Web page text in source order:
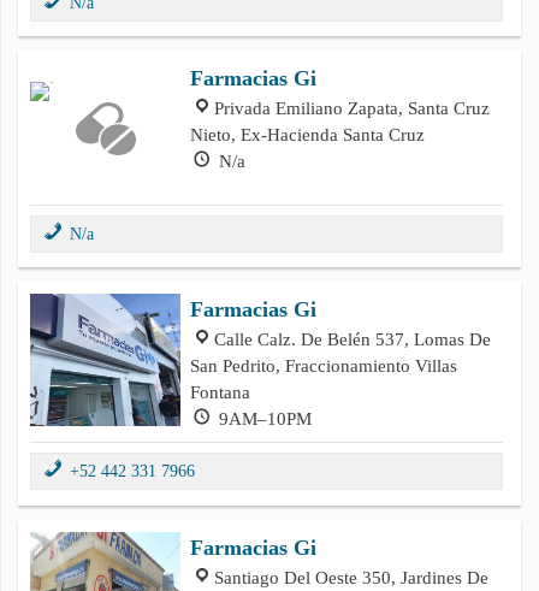
Farmacias Gi
Privada Emiliano Zapata, Santa Cruz
Nieto, Ex-Hacienda Santa Cruz
N/a
N/a
Farmacias Gi
Calle Calz. De Belén 537, Lomas De
San Pedrito, Fraccionamiento Villas
Fontana
9AM–10PM
+52 442 331 7966
Farmacias Gi
Santiago Del Oeste 350, Jardines De